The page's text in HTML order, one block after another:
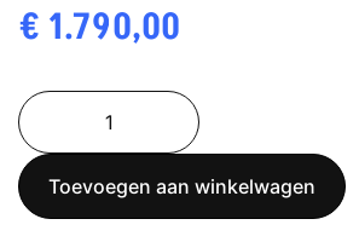
€ 1.790,00
SXS
100K-
2
aantal
Toevoegen aan winkelwagen